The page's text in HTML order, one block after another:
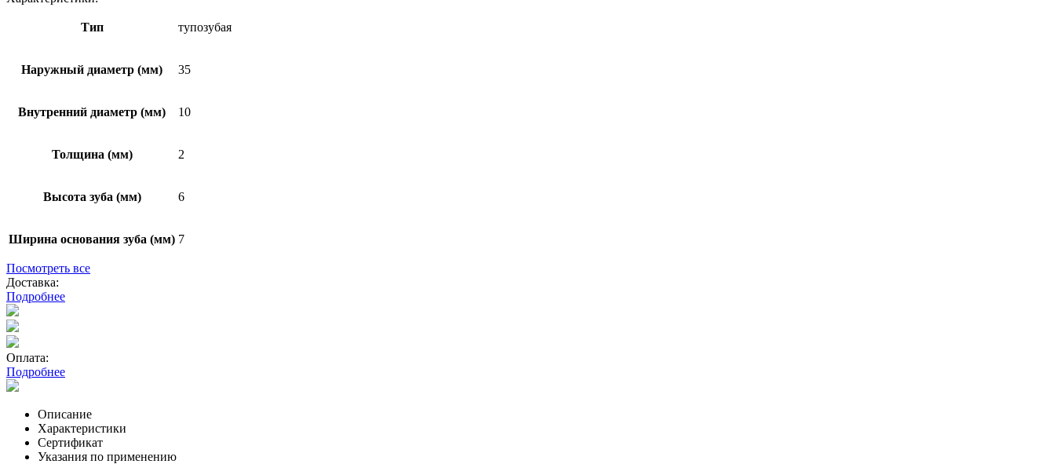
звездочка
Тип тупозубая
Наружный диаметр (мм) 35
Внутренний диаметр (мм) 10
Толщина (мм) 2
Высота зуба (мм) 6
Ширина основания зуба (мм) 7
Посмотреть все
Доставка:
Подробнее
Оплата:
Подробнее
Описание
Характеристики
Сертификат
Указания по применению